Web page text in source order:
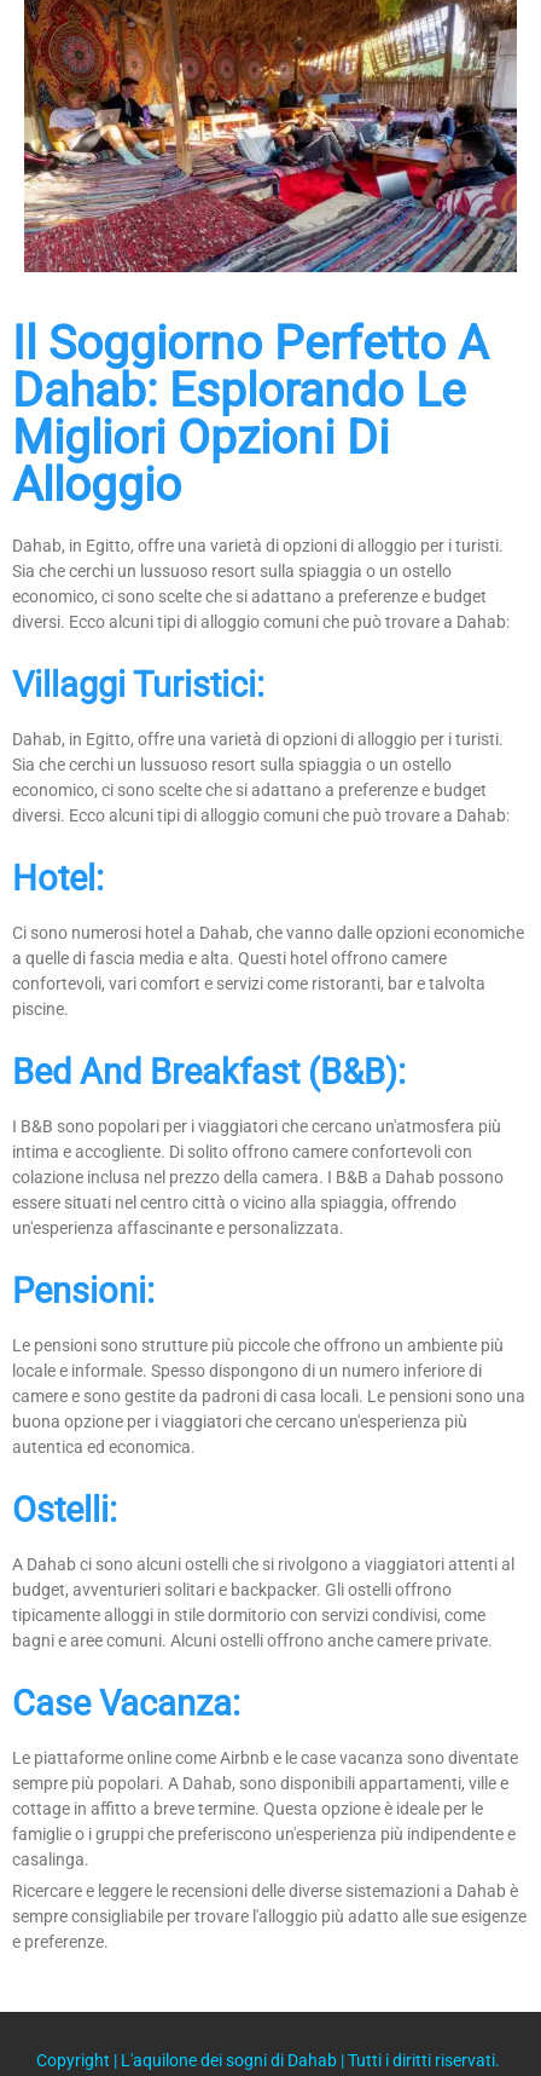
Il Soggiorno Perfetto A
Dahab: Esplorando Le
Migliori Opzioni Di
Alloggio
Dahab, in Egitto, offre una varietà di opzioni di alloggio per i turisti.
Sia che cerchi un lussuoso resort sulla spiaggia o un ostello
economico, ci sono scelte che si adattano a preferenze e budget
diversi. Ecco alcuni tipi di alloggio comuni che può trovare a Dahab:
Villaggi Turistici:
Dahab, in Egitto, offre una varietà di opzioni di alloggio per i turisti.
Sia che cerchi un lussuoso resort sulla spiaggia o un ostello
economico, ci sono scelte che si adattano a preferenze e budget
diversi. Ecco alcuni tipi di alloggio comuni che può trovare a Dahab:
Hotel:
Ci sono numerosi hotel a Dahab, che vanno dalle opzioni economiche
a quelle di fascia media e alta. Questi hotel offrono camere
confortevoli, vari comfort e servizi come ristoranti, bar e talvolta
piscine.
Bed And Breakfast (B&B):
I B&B sono popolari per i viaggiatori che cercano un'atmosfera più
intima e accogliente. Di solito offrono camere confortevoli con
colazione inclusa nel prezzo della camera. I B&B a Dahab possono
essere situati nel centro città o vicino alla spiaggia, offrendo
un'esperienza affascinante e personalizzata.
Pensioni:
Le pensioni sono strutture più piccole che offrono un ambiente più
locale e informale. Spesso dispongono di un numero inferiore di
camere e sono gestite da padroni di casa locali. Le pensioni sono una
buona opzione per i viaggiatori che cercano un'esperienza più
autentica ed economica.
Ostelli:
A Dahab ci sono alcuni ostelli che si rivolgono a viaggiatori attenti al
budget, avventurieri solitari e backpacker. Gli ostelli offrono
tipicamente alloggi in stile dormitorio con servizi condivisi, come
bagni e aree comuni. Alcuni ostelli offrono anche camere private.
Case Vacanza:
Le piattaforme online come Airbnb e le case vacanza sono diventate
sempre più popolari. A Dahab, sono disponibili appartamenti, ville e
cottage in affitto a breve termine. Questa opzione è ideale per le
famiglie o i gruppi che preferiscono un'esperienza più indipendente e
casalinga.
Ricercare e leggere le recensioni delle diverse sistemazioni a Dahab è
sempre consigliabile per trovare l'alloggio più adatto alle sue esigenze
e preferenze.
Copyright | L'aquilone dei sogni di Dahab | Tutti i diritti riservati.